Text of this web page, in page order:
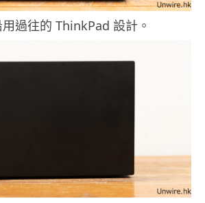
過往的 ThinkPad 設計。